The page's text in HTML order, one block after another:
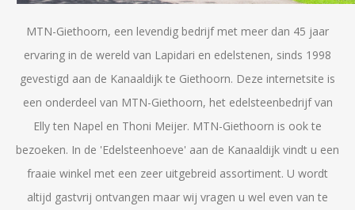
MTN-Giethoorn, een levendig bedrijf met meer dan 45 jaar
ervaring in de wereld van Lapidari en edelstenen, sinds 1998
gevestigd aan de Kanaaldijk te Giethoorn. Deze internetsite is
een onderdeel van MTN-Giethoorn, het edelsteenbedrijf van
Elly ten Napel en Thoni Meijer. MTN-Giethoorn is ook te
bezoeken. In de 'Edelsteenhoeve' aan de Kanaaldijk vindt u een
fraaie winkel met een zeer uitgebreid assortiment. U wordt
altijd gastvrij ontvangen maar wij vragen u wel even van te